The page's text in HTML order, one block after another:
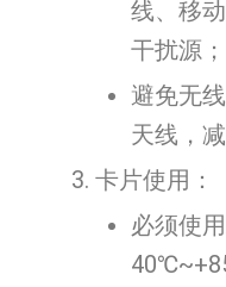
线、移
干扰源；
避免无
天线，
卡片使用：
必须使